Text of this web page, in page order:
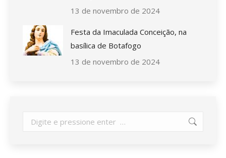
13 de novembro de 2024
Festa da Imaculada Conceição, na
basílica de Botafogo
13 de novembro de 2024
Search: